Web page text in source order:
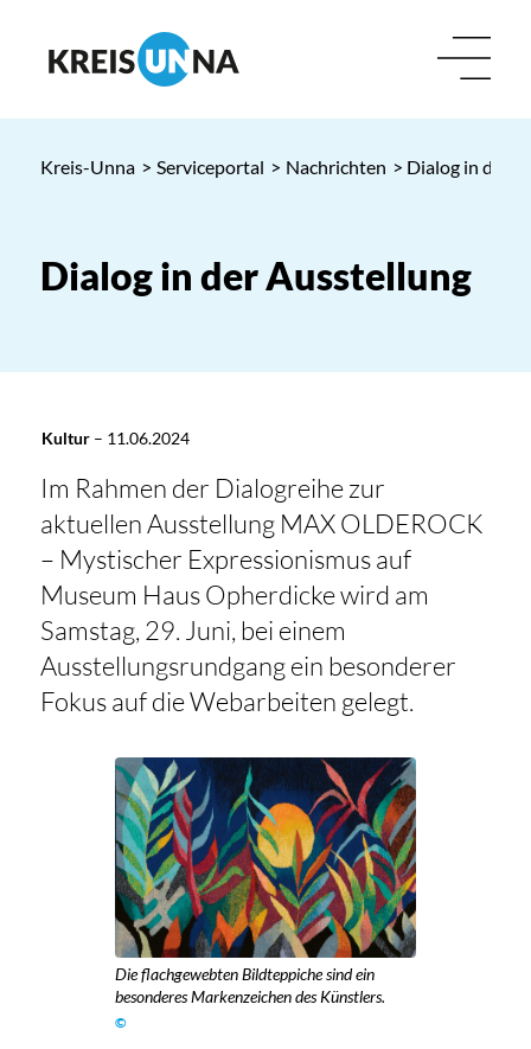
Kreis-Unna > Serviceportal > Nachrichten > Dialog in der
Dialog in der Ausstellung
Kultur– 11.06.2024
Im Rahmen der Dialogreihe zur
aktuellen Ausstellung MAX OLDEROCK
– Mystischer Expressionismus auf
Museum Haus Opherdicke wird am
Samstag, 29. Juni, bei einem
Ausstellungsrundgang ein besonderer
Fokus auf die Webarbeiten gelegt.
Die flachgewebten Bildteppiche sind ein
besonderes Markenzeichen des Künstlers.
©